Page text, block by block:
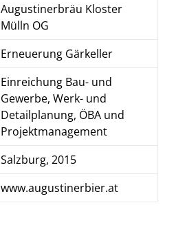
Augustinerbräu Kloster
Mülln OG
Erneuerung Gärkeller
Einreichung Bau- und
Gewerbe, Werk- und
Detailplanung, ÖBA und
Projektmanagement
Salzburg, 2015
www.augustinerbier.at